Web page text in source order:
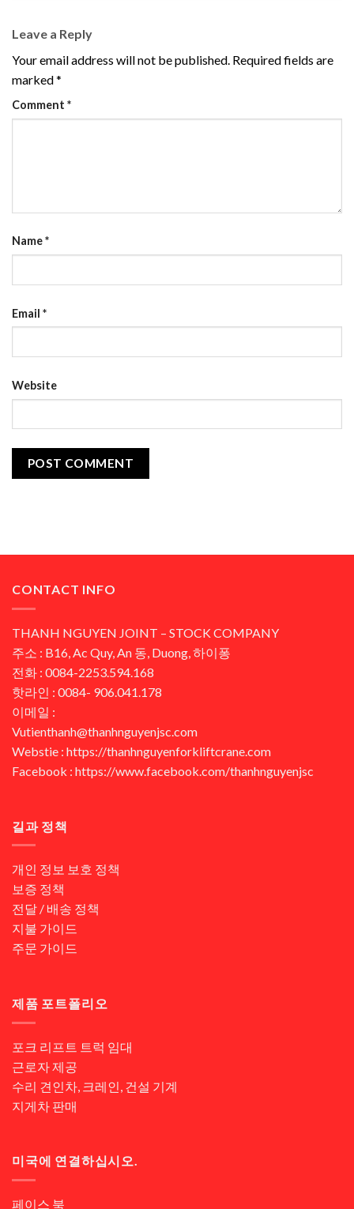
Leave a Reply
Your email address will not be published. Required fields are
marked*
Comment *
Name*
Email *
Website
CONTACT INFO
THANH NGUYEN JOINT – STOCK COMPANY
주소 : B16, Ac Quy, An 동, Duong, 하이퐁
전화 : 0084-2253.594.168
핫라인 : 0084- 906.041.178
이메일 :
Vutienthanh@thanhnguyenjsc.com
Webstie : https://thanhnguyenforkliftcrane.com
Facebook : https://www.facebook.com/thanhnguyenjsc
길과 정책
개인 정보 보호 정책
보증 정책
전달 / 배송 정책
지불 가이드
주문 가이드
제품 포트폴리오
포크 리프트 트럭 임대
근로자 제공
수리 견인차, 크레인, 건설 기계
지게차 판매
미국에 연결하십시오.
페이스 북